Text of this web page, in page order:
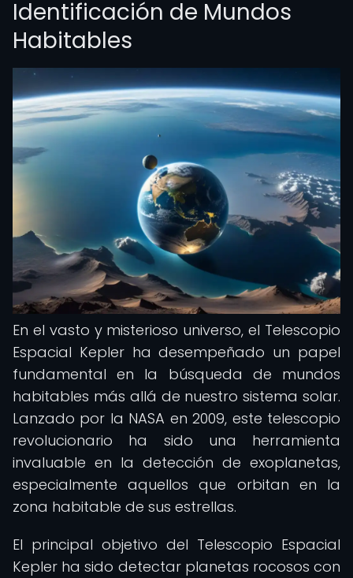
Identificación de Mundos
Habitables
En el vasto y misterioso universo, el Telescopio
Espacial Kepler ha desempeñado un papel
fundamental en la búsqueda de mundos
habitables más allá de nuestro sistema solar.
Lanzado por la NASA en 2009, este telescopio
revolucionario ha sido una herramienta
invaluable en la detección de exoplanetas,
especialmente aquellos que orbitan en la
zona habitable de sus estrellas.
El principal objetivo del Telescopio Espacial
Kepler ha sido detectar planetas rocosos con